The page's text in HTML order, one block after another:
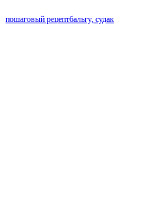
пошаговый рецептбальгу, судак